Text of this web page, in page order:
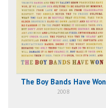
The Boy Bands Have Won
2008